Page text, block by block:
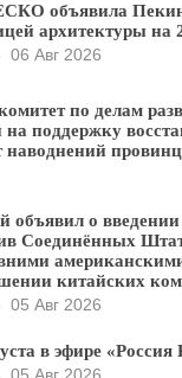
объявила
архитектуры на
06 Авг 2026
по делам
поддержку
наводнений
объявил о
Соединённых
китайских
05 Авг 2026
в эфире «Россия